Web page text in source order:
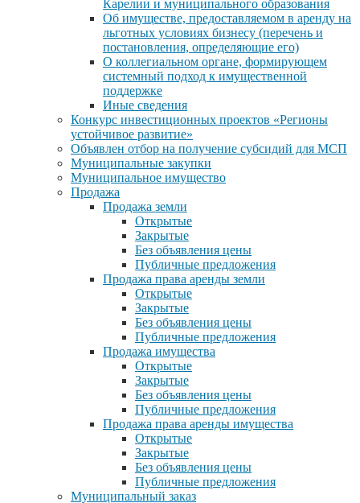
Карелии и муниципального образования
Об имуществе, предоставляемом в аренду на
льготных условиях бизнесу (перечень и
постановления, определяющие его)
О коллегиальном органе, формирующем
системный подход к имущественной
поддержке
Иные сведения
Конкурс инвестиционных проектов «Регионы
устойчивое развитие»
Объявлен отбор на получение субсидий для МСП
Муниципальные закупки
Муниципальное имущество
Продажа
Продажа земли
Открытые
Закрытые
Без объявления цены
Публичные предложения
Продажа права аренды земли
Открытые
Закрытые
Без объявления цены
Публичные предложения
Продажа имущества
Открытые
Закрытые
Без объявления цены
Публичные предложения
Продажа права аренды имущества
Открытые
Закрытые
Без объявления цены
Публичные предложения
Муниципальный заказ